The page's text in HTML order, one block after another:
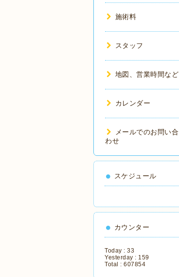
施術料
スタッフ
地図、営業時間など
カレンダー
メールでのお問い合
わせ
スケジュール
カウンター
Today : 33
Yesterday : 159
Total : 607854